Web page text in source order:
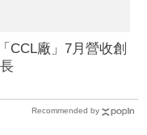
CCL廠」7月營收創
Recommended by